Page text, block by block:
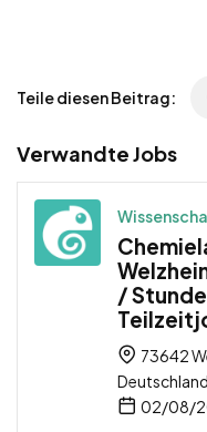
Teile diesen Beitrag:
Verwandte Jobs
/
73642
Deutschland
02/08/